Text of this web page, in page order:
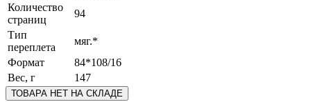
Количество
страниц
94
Тип
переплета
мяг.*
Формат
84*108/16
Вес, г
147
ТОВАРА НЕТ НА СКЛАДЕ